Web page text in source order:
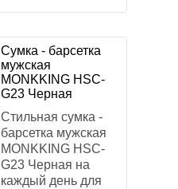
Сумка - барсетка
мужская
MONKKING HSC-
G23 Черная
Стильная сумка -
барсетка мужская
MONKKING HSC-
G23 Черная на
каждый день для